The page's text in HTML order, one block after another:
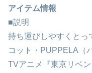
アイテム情報
■説明
持ち運びしやすくとっ
コット・PUPPELA（
TVアニメ『東京リベ